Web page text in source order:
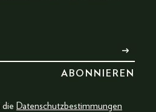
die Datenschutzbestimmungen